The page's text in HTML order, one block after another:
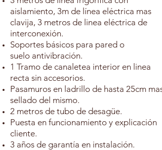
aislamiento, 3m de línea eléctrica mas
clavija, 3 metros de linea eléctrica de
interconexión.
Soportes básicos para pared o
suelo antivibración.
1 Tramo de canaletea interior en linea
recta sin accesorios.
Pasamuros en ladrillo de hasta 25cm mas
sellado del mismo.
2 metros de tubo de desagüe.
Puesta en funcionamiento y explicación
cliente.
3 años de garantía en instalación.